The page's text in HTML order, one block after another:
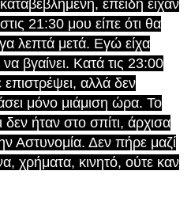
επειδή είχαν
21:30 μου είπε ότι θα
λεπτά μετά. Εγώ είχα
βγαίνει. Κατά τις 23:00
επιστρέψει, αλλά δεν
μόνο μιάμιση ώρα. Το
ήταν στο σπίτι, άρχισα
Αστυνομία. Δεν πήρε μαζί
χρήματα, κινητό, ούτε καν